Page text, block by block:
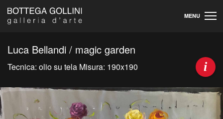
MENU
Luca Bellandi / magic garden
Tecnica: olio su tela Misura: 190x190 i